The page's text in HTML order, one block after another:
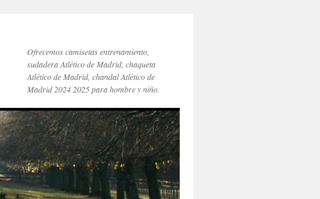
Ofrecemos camisetas entrenamiento,
sudadera Atlético de Madrid, chaqueta
Atlético de Madrid, chandal Atlético de
Madrid 2024 2025 para hombre y niño.